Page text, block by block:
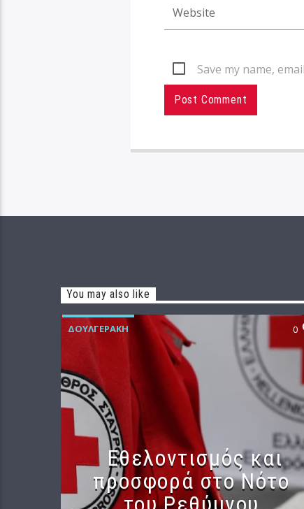
Save my name,
You may also like
ΔΟΥΛΓΕΡΆΚΗ 0
Εθελοντισμός και
προσφορά στο Νότο